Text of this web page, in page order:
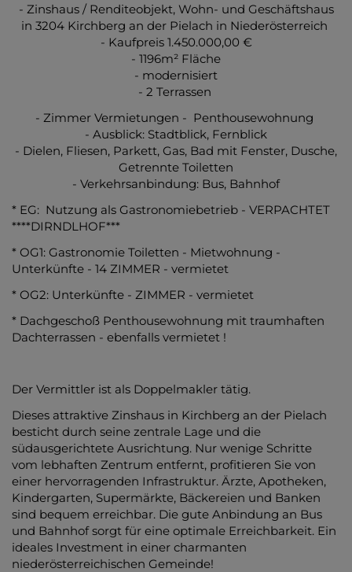
- Zinshaus / Renditeobjekt, Wohn- und Geschäftshaus
in 3204 Kirchberg an der Pielach in Niederösterreich
- Kaufpreis 1.450.000,00 €
- 1196m² Fläche
- modernisiert
- 2 Terrassen
- Zimmer Vermietungen - Penthousewohnung
- Ausblick: Stadtblick, Fernblick
- Dielen, Fliesen, Parkett, Gas, Bad mit Fenster, Dusche,
Getrennte Toiletten
- Verkehrsanbindung: Bus, Bahnhof
* EG: Nutzung als Gastronomiebetrieb - VERPACHTET
****DIRNDLHOF***
* OG1: Gastronomie Toiletten - Mietwohnung -
Unterkünfte - 14 ZIMMER - vermietet
* OG2: Unterkünfte - ZIMMER - vermietet
* Dachgeschoß Penthousewohnung mit traumhaften
Dachterrassen - ebenfalls vermietet !
Der Vermittler ist als Doppelmakler tätig.
Dieses attraktive Zinshaus in Kirchberg an der Pielach
besticht durch seine zentrale Lage und die
südausgerichtete Ausrichtung. Nur wenige Schritte
vom lebhaften Zentrum entfernt, profitieren Sie von
einer hervorragenden Infrastruktur. Ärzte, Apotheken,
Kindergarten, Supermärkte, Bäckereien und Banken
sind bequem erreichbar. Die gute Anbindung an Bus
und Bahnhof sorgt für eine optimale Erreichbarkeit. Ein
ideales Investment in einer charmanten
niederösterreichischen Gemeinde!